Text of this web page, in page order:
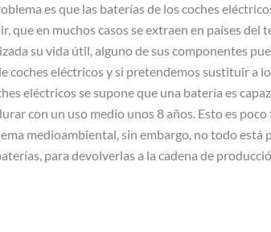
es que las baterías de los coches
que en muchos casos se extraen en países
su vida útil, alguno de sus componentes
coches eléctricos y si pretendemos sustituir a
eléctricos se supone que una batería es
con un uso medio unos 8 años. Esto es
medioambiental, sin embargo, no todo está
para devolverlas a la cadena de